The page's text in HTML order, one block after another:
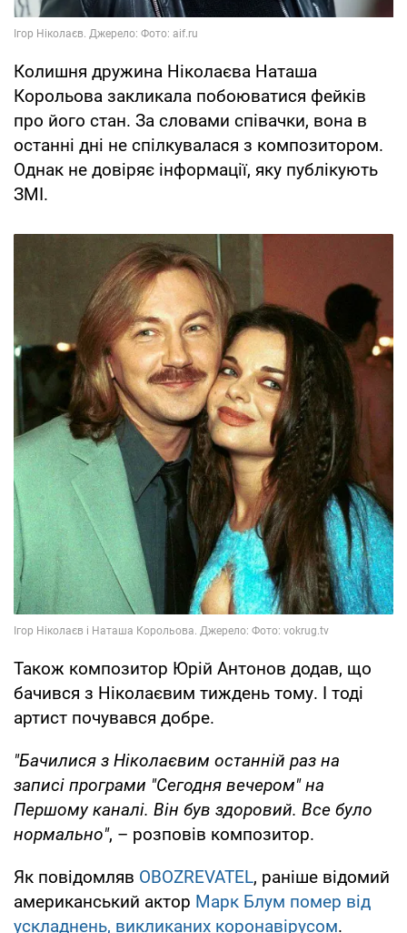
Колишня дружина Ніколаєва Наташа
Корольова закликала побоюватися фейків
про його стан. За словами співачки, вона в
останні дні не спілкувалася з композитором.
Однак не довіряє інформації, яку публікують
ЗМІ.
Також композитор Юрій Антонов додав, що
бачився з Ніколаєвим тиждень тому. І тоді
артист почувався добре.
"Бачилися з Ніколаєвим останній раз на
записі програми "Сегодня вечером" на
Першому каналі. Він був здоровий. Все було
нормально", – розповів композитор.
Як повідомляв OBOZREVATEL, раніше відомий
американський актор Марк Блум помер від
ускладнень, викликаних коронавірусом.